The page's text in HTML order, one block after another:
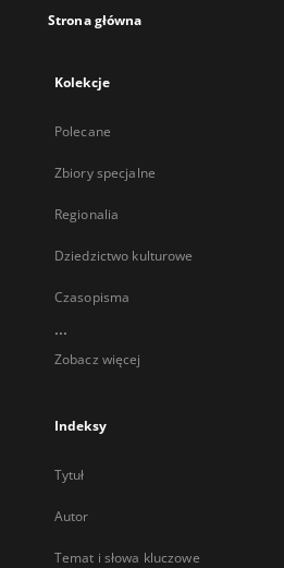
Strona główna
Kolekcje
Polecane
Zbiory specjalne
Regionalia
Dziedzictwo kulturowe
Czasopisma
...
Zobacz więcej
Indeksy
Tytuł
Autor
Temat i słowa kluczowe